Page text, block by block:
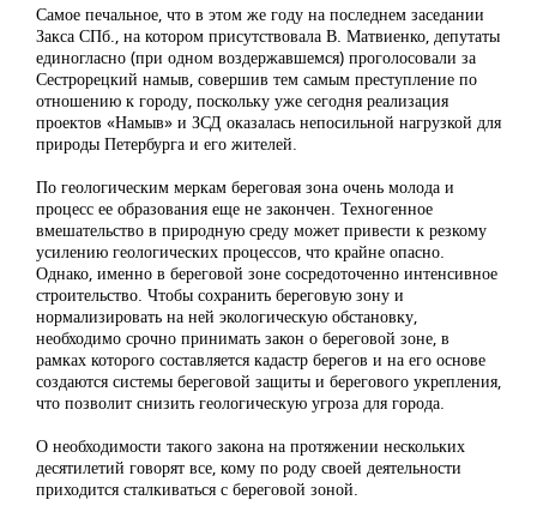
Самое печальное, что в этом же году на последнем заседании
Закса СПб., на котором присутствовала В. Матвиенко, депутаты
единогласно (при одном воздержавшемся) проголосовали за
Сестрорецкий намыв, совершив тем самым преступление по
отношению к городу, поскольку уже сегодня реализация
проектов «Намыв» и ЗСД оказалась непосильной нагрузкой для
природы Петербурга и его жителей.
По геологическим меркам береговая зона очень молода и
процесс ее образования еще не закончен. Техногенное
вмешательство в природную среду может привести к резкому
усилению геологических процессов, что крайне опасно.
Однако, именно в береговой зоне сосредоточенно интенсивное
строительство. Чтобы сохранить береговую зону и
нормализировать на ней экологическую обстановку,
необходимо срочно принимать закон о береговой зоне, в
рамках которого составляется кадастр берегов и на его основе
создаются системы береговой защиты и берегового укрепления,
что позволит снизить геологическую угроза для города.
О необходимости такого закона на протяжении нескольких
десятилетий говорят все, кому по роду своей деятельности
приходится сталкиваться с береговой зоной.